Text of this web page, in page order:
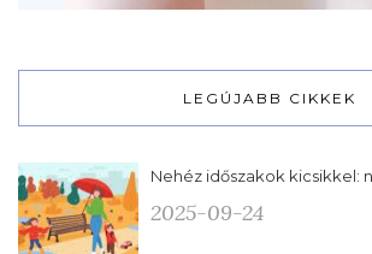
LEGÚJABB CIKKEK
Nehéz időszakok kicsikkel:
2025-09-24